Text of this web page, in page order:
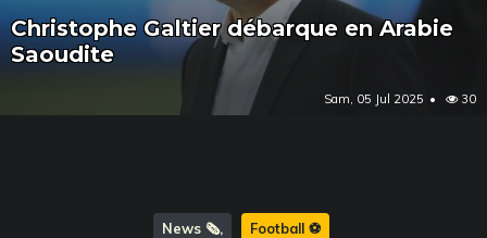
Christophe Galtier débarque en Arabie
Saoudite
Sam, 05 Jul 2025 30
News 🗞️ Football ⚽️